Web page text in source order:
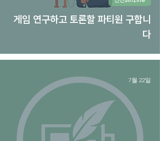
게임 연구하고 토론할 파티원 구합니
다
7월 22일